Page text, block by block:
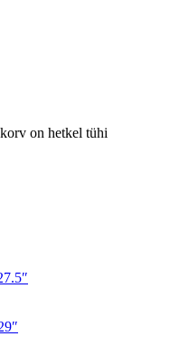
on hetkel tühi